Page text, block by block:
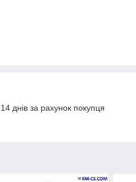
днів за рахунок покупця